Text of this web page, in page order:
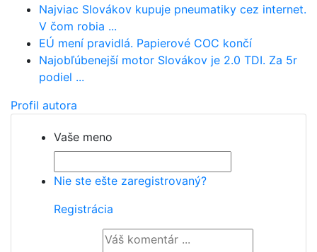
Najviac Slovákov kupuje pneumatiky cez internet.
V čom robia ...
EÚ mení pravidlá. Papierové COC končí
Najobľúbenejší motor Slovákov je 2.0 TDI. Za 5r
podiel ...
Profil autora
Vaše meno
Nie ste ešte zaregistrovaný?
Registrácia